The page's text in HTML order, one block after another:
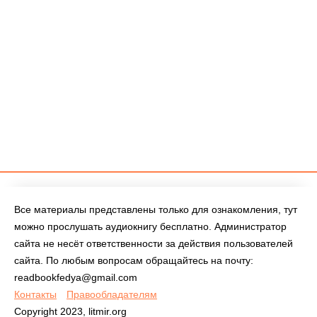
Все материалы представлены только для ознакомления, тут
можно прослушать аудиокнигу бесплатно. Администратор
сайта не несёт ответственности за действия пользователей
сайта. По любым вопросам обращайтесь на почту:
readbookfedya@gmail.com
Контакты
Правообладателям
Copyright 2023, litmir.org